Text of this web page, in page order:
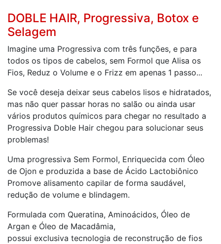
DOBLE HAIR, Progressiva, Botox e
Selagem
Imagine uma Progressiva com três funções, e para
todos os tipos de cabelos, sem Formol que Alisa os
Fios, Reduz o Volume e o Frizz em apenas 1 passo...
Se você deseja deixar seus cabelos lisos e hidratados,
mas não quer passar horas no salão ou ainda usar
vários produtos químicos para chegar no resultado a
Progressiva Doble Hair chegou para solucionar seus
problemas!
Uma progressiva Sem Formol, Enriquecida com Óleo
de Ojon e produzida a base de Ácido Lactobiônico
Promove alisamento capilar de forma saudável,
redução de volume e blindagem.
Formulada com Queratina, Aminoácidos, Óleo de
Argan e Óleo de Macadâmia,
possui exclusiva tecnologia de reconstrução de fios